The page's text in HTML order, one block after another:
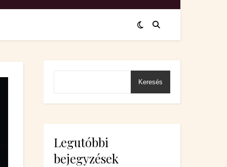
Keresés
Legutóbbi
bejegyzések